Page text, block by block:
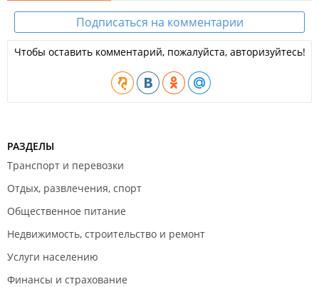
Подписаться на комментарии
Чтобы оставить комментарий, пожалуйста, авторизуйтесь!
РАЗДЕЛЫ
Транспорт и перевозки
Отдых, развлечения, спорт
Общественное питание
Недвижимость, строительство и ремонт
Услуги населению
Финансы и страхование